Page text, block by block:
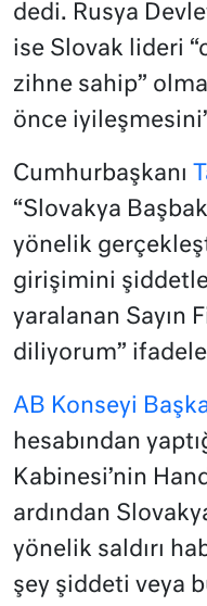
dedi. Rusya
ise Slovak lideri
zihne sahip”
önce
Cumhurbaşkanı
“Slovakya
yönelik
girişimini şiddetle
yaralanan Sayın
diliyorum”
AB Konseyi
hesabından
Kabinesi’nin
ardından
yönelik saldırı
şey şiddeti veya